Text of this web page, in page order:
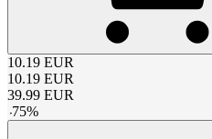
10.19 EUR
10.19 EUR
39.99 EUR
-75%